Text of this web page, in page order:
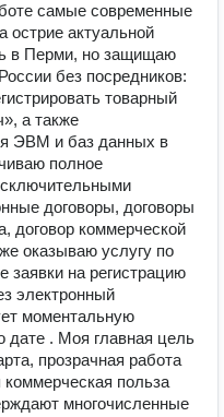
самые современные
острие актуальной
в Перми, но защищаю
без посредников:
товарный
а также
ЭВМ и баз данных в
полное
договоры, договоры
договор коммерческой
оказываю услугу по
заявки на регистрацию
электронный
моментальную
дате . Моя главная цель
прозрачная работа
польза
многочисленные